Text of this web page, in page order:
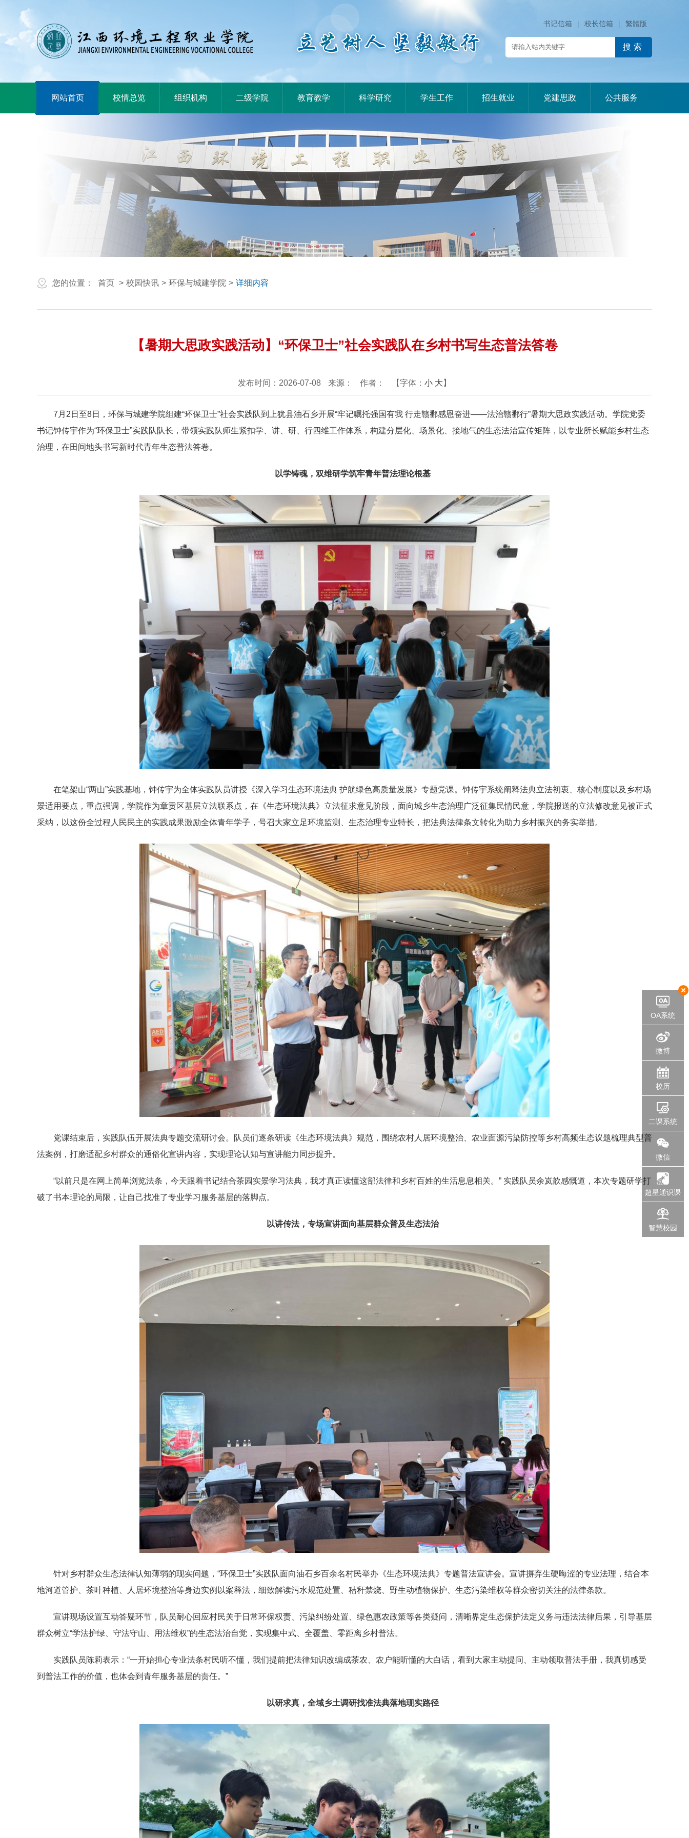
书记信箱 | 校长信箱 | 繁體版
网站首页 校情总览 组织机构 二级学院 教育教学 科学研究 学生工作 招生就业 党建思政 公共服务
您的位置： 首页 > 校园快讯 > 环保与城建学院 > 详细内容
【暑期大思政实践活动】“环保卫士”社会实践队在乡村书写生态普法答卷
发布时间：2026-07-08 来源： 作者： 【字体： 小 大 】
7月2日至8日，环保与城建学院组建“环保卫士”社会实践队到上犹县油石乡开展“牢记嘱托强国有我 行走赣鄱感恩奋进——法治赣鄱行”暑期大思政实践活动。学院党委
书记钟传宇作为“环保卫士”实践队队长，带领实践队师生紧扣学、讲、研、行四维工作体系，构建分层化、场景化、接地气的生态法治宣传矩阵，以专业所长赋能乡村生态
治理，在田间地头书写新时代青年生态普法答卷。
以学铸魂，双维研学筑牢青年普法理论根基
在笔架山“两山”实践基地，钟传宇为全体实践队员讲授《深入学习生态环境法典 护航绿色高质量发展》专题党课。钟传宇系统阐释法典立法初衷、核心制度以及乡村场
景适用要点，重点强调，学院作为章贡区基层立法联系点，在《生态环境法典》立法征求意见阶段，面向城乡生态治理广泛征集民情民意，学院报送的立法修改意见被正式
采纳，以这份全过程人民民主的实践成果激励全体青年学子，号召大家立足环境监测、生态治理专业特长，把法典法律条文转化为助力乡村振兴的务实举措。
党课结束后，实践队伍开展法典专题交流研讨会。队员们逐条研读《生态环境法典》规范，围绕农村人居环境整治、农业面源污染防控等乡村高频生态议题梳理典型普
法案例，打磨适配乡村群众的通俗化宣讲内容，实现理论认知与宣讲能力同步提升。
“以前只是在网上简单浏览法条，今天跟着书记结合茶园实景学习法典，我才真正读懂这部法律和乡村百姓的生活息息相关。” 实践队员余岚歆感慨道，本次专题研学打
破了书本理论的局限，让自己找准了专业学习服务基层的落脚点。
以讲传法，专场宣讲面向基层群众普及生态法治
针对乡村群众生态法律认知薄弱的现实问题，“环保卫士”实践队面向油石乡百余名村民举办《生态环境法典》专题普法宣讲会。宣讲摒弃生硬晦涩的专业法理，结合本
地河道管护、茶叶种植、人居环境整治等身边实例以案释法，细致解读污水规范处置、秸秆禁烧、野生动植物保护、生态污染维权等群众密切关注的法律条款。
宣讲现场设置互动答疑环节，队员耐心回应村民关于日常环保权责、污染纠纷处置、绿色惠农政策等各类疑问，清晰界定生态保护法定义务与违法法律后果，引导基层
群众树立“学法护绿、守法守山、用法维权”的生态法治自觉，实现集中式、全覆盖、零距离乡村普法。
实践队员陈莉表示：“一开始担心专业法条村民听不懂，我们提前把法律知识改编成茶农、农户能听懂的大白话，看到大家主动提问、主动领取普法手册，我真切感受
到普法工作的价值，也体会到青年服务基层的责任。”
以研求真，全域乡土调研找准法典落地现实路径
OA系统
微博
校历
二课系统
微信
超星通识课
智慧校园